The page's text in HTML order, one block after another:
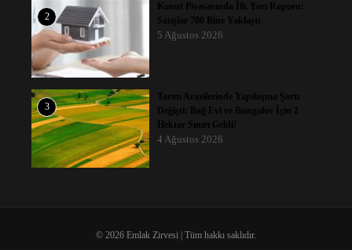
2
Konut Piyasasında İlk Yarı Raporu:
Satışlar 700 Bine Yaklaştı
5 Ağustos 2026
3
Tarım Arazilerinde Yapılaşma Şartı
Değişti: Bağ Evi ve Bungalov İçin 2
Hektar Sınırı Geldi!
4 Ağustos 2026
© 2026 Emlak Zirvesi | Tüm hakkı saklıdır.